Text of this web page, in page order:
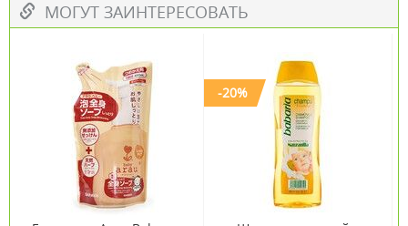
МОГУТ ЗАИНТЕРЕСОВАТЬ
-20%